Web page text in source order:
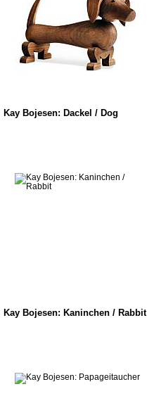
Kay Bojesen: Dackel / Dog
Kay Bojesen: Kaninchen / Rabbit